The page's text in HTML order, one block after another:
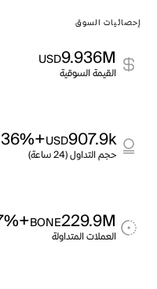
إحصائيات السوق
9.936M
USD
القيمة السوقية
907.9k
USD
+19.36%
حجم التداول (24 ساعة)
229.9M
BONE
+91.97%
العملات المتداولة